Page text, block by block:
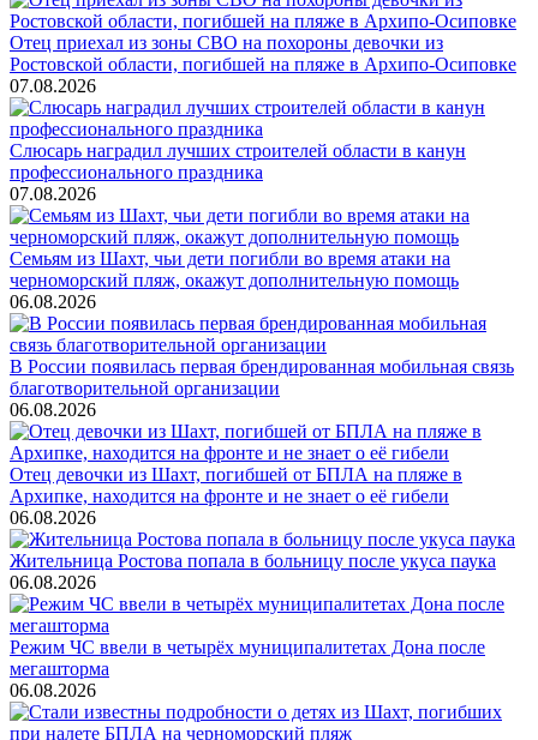
Отец приехал из зоны СВО на похороны девочки из
Ростовской области, погибшей на пляже в Архипо-Осиповке
07.08.2026
Слюсарь наградил лучших строителей области в канун
профессионального праздника
07.08.2026
Семьям из Шахт, чьи дети погибли во время атаки на
черноморский пляж, окажут дополнительную помощь
06.08.2026
В России появилась первая брендированная мобильная связь
благотворительной организации
06.08.2026
Отец девочки из Шахт, погибшей от БПЛА на пляже в
Архипке, находится на фронте и не знает о её гибели
06.08.2026
Жительница Ростова попала в больницу после укуса паука
06.08.2026
Режим ЧС ввели в четырёх муниципалитетах Дона после
мегашторма
06.08.2026